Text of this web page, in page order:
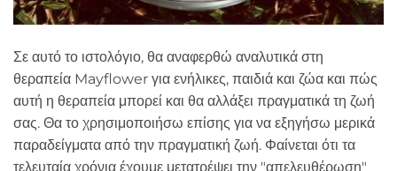
Σε αυτό το ιστολόγιο, θα αναφερθώ αναλυτικά στη
θεραπεία Mayflower για ενήλικες, παιδιά και ζώα και πώς
αυτή η θεραπεία μπορεί και θα αλλάξει πραγματικά τη ζωή
σας. Θα το χρησιμοποιήσω επίσης για να εξηγήσω μερικά
παραδείγματα από την πραγματική ζωή. Φαίνεται ότι τα
τελευταία χρόνια έχουμε μετατρέψει την "απελευθέρωση"